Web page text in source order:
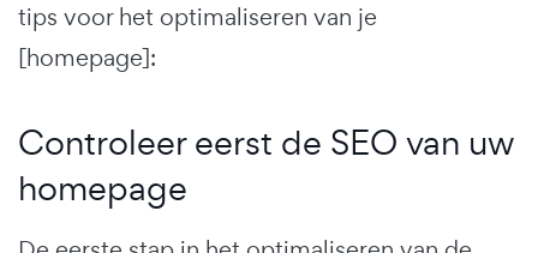
tips voor het optimaliseren van je
[homepage]:
Controleer eerst de SEO van uw
homepage